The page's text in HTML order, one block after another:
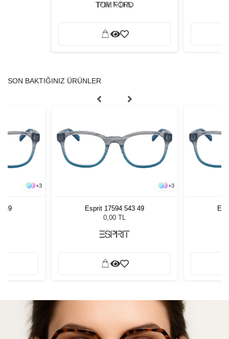
SON BAKTIĞINIZ ÜRÜNLER
+3
49
+3
Esprit 17594 543 49
0,00 TL